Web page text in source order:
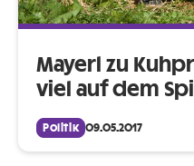
Mayerl zu
viel auf dem
Politik 09.05.2017